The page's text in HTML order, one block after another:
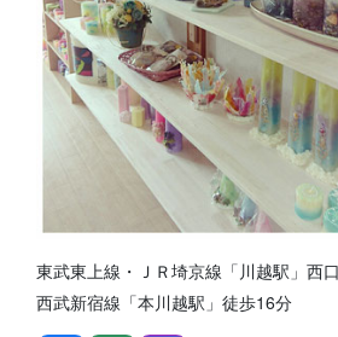
東武東上線・ＪＲ埼京線「川越駅」西口
西武新宿線「本川越駅」徒歩16分